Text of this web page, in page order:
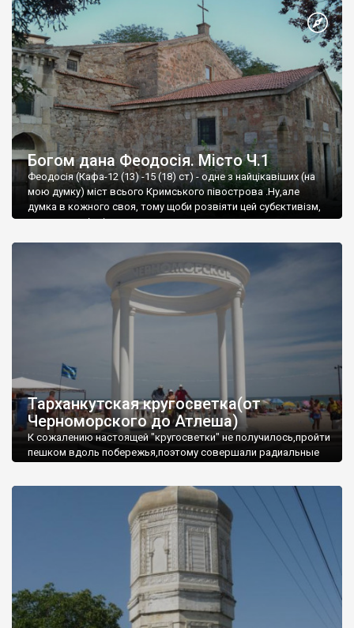
Богом дана Феодосія. Місто Ч.1
Феодосія (Кафа-12 (13) -15 (18) ст) - одне з найцікавіших (на
мою думку) міст всього Кримського півострова .Ну,але
думка в кожного своя, тому щоби розвіяти цей субєктивізм,
запрошую відвідати це
Тарханкутская кругосветка(от
Черноморского до Атлеша)
К сожалению настоящей "кругосветки" не получилось,пройти
пешком вдоль побережья,поэтому совершали радиальные